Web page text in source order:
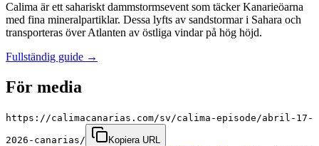
Calima är ett sahariskt dammstormsevent som täcker Kanarieöarna
med fina mineralpartiklar. Dessa lyfts av sandstormar i Sahara och
transporteras över Atlanten av östliga vindar på hög höjd.
Fullständig guide →
För media
https://calimacanarias.com/sv/calima-episode/abril-17-
2026-canarias/ Kopiera URL